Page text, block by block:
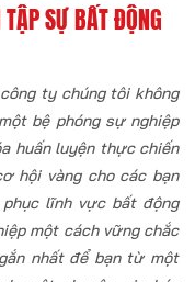
SỰ BẤT ĐỘNG
ty chúng tôi không
bệ phóng sự nghiệp
huấn luyện thực chiến
hội vàng cho các bạn
lĩnh vực bất động
một cách vững chắc
nhất để bạn từ một